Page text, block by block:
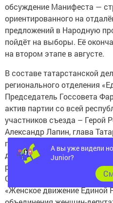
обсуждение Манифеста —
ориентированного на
предложений в Народную
пойдёт на выборы. Её
на втором этапе в августе.
В составе татарстанской
регионального отделения
Председатель Госсовета
актив партии со всей
участников съезда – Герой
Александр Лапин, глава
поддержки регионального
депутат Госсовета Геннадий
регионального исполкома
Самигуллин, региональный
«Женское движение Единой
А вы уже видели
Junior?